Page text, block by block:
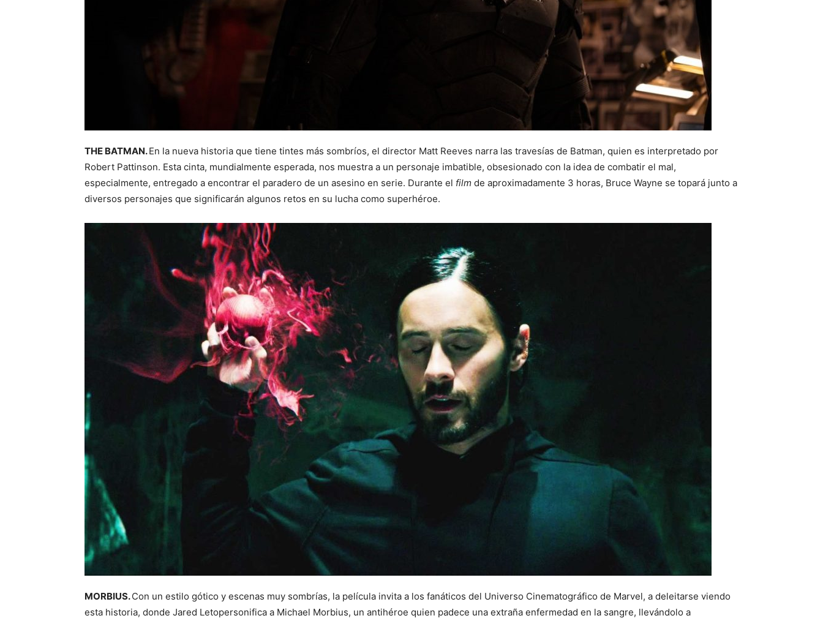
THE BATMAN.En la nueva historia que tiene tintes más sombríos, el director Matt Reeves narra las travesías de Batman, quien es interpretado por
Robert Pattinson. Esta cinta, mundialmente esperada, nos muestra a un personaje imbatible, obsesionado con la idea de combatir el mal,
especialmente, entregado a encontrar el paradero de un asesino en serie. Durante el film de aproximadamente 3 horas, Bruce Wayne se topará junto a
diversos personajes que significarán algunos retos en su lucha como superhéroe.
MORBIUS.Con un estilo gótico y escenas muy sombrías, la película invita a los fanáticos del Universo Cinematográfico de Marvel, a deleitarse viendo
esta historia, donde Jared Letopersonifica a Michael Morbius, un antihéroe quien padece una extraña enfermedad en la sangre, llevándolo a